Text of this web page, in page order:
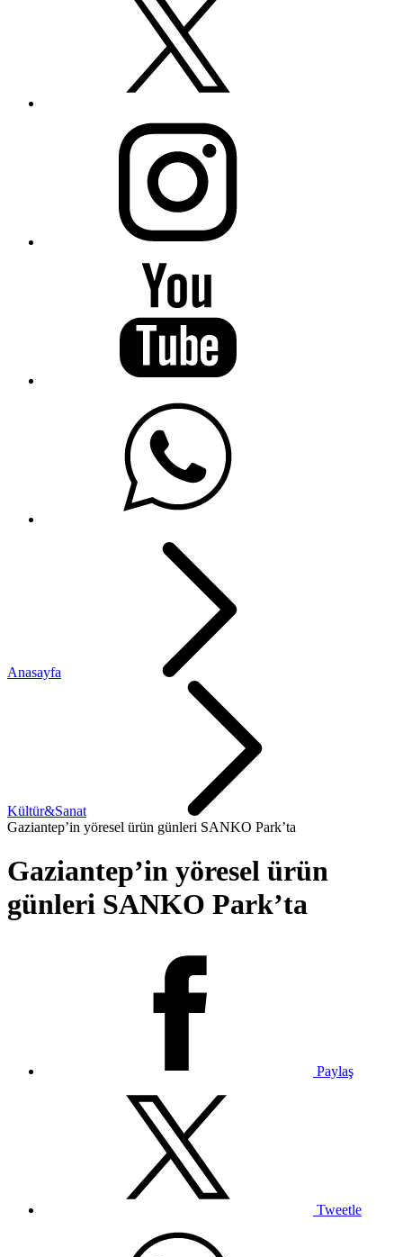
Anasayfa
Kültür&Sanat
Gaziantep’in yöresel ürün günleri SANKO Park’ta
Gaziantep’in yöresel ürün
günleri SANKO Park’ta
Paylaş
Tweetle